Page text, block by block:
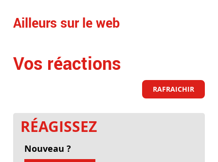
Ailleurs sur le web
Vos réactions
RAFRAICHIR
RÉAGISSEZ
Nouveau ?